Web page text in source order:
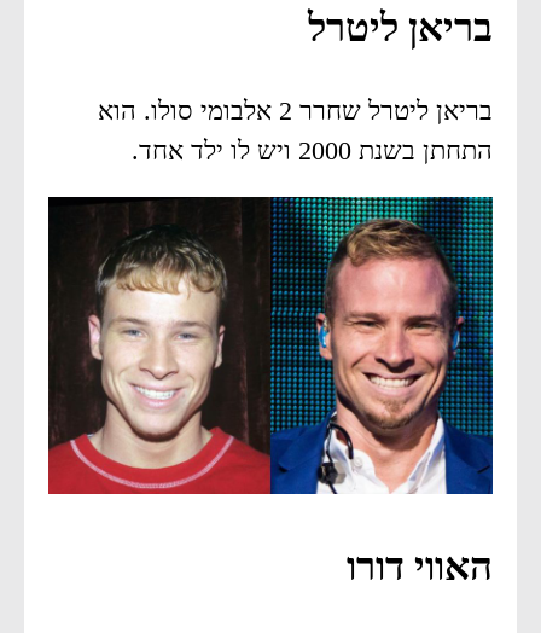
בריאן ליטרל
בריאן ליטרל שחרר 2 אלבומי סולו. הוא
התחתן בשנת 2000 ויש לו ילד אחד.
האווי דורו